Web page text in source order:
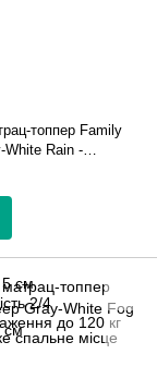
топпер Family
White Rain -